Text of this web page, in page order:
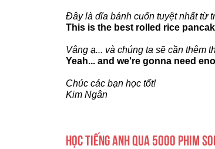
Đây là dĩa bánh cuốn tuyệt nhất từ
This is the best rolled rice
Vâng ạ... và chúng ta sẽ cần thêm
Yeah... and we're gonna need
Chúc các bạn học tốt!
Kim Ngân
HỌC TIẾNG ANH QUA 5000 PHIM